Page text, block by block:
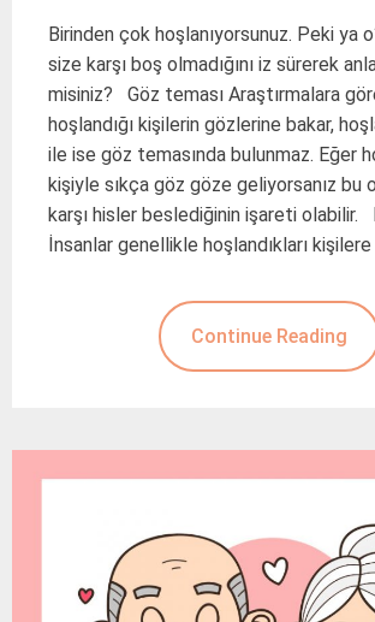
Birinden çok hoşlanıyorsunuz. Peki ya
size karşı boş olmadığını iz sürerek
misiniz? Göz teması Araştırmalara
hoşlandığı kişilerin gözlerine bakar,
ile ise göz temasında bulunmaz. Eğer
kişiyle sıkça göz göze geliyorsanız bu
karşı hisler beslediğinin işareti
İnsanlar genellikle hoşlandıkları
Continue Reading